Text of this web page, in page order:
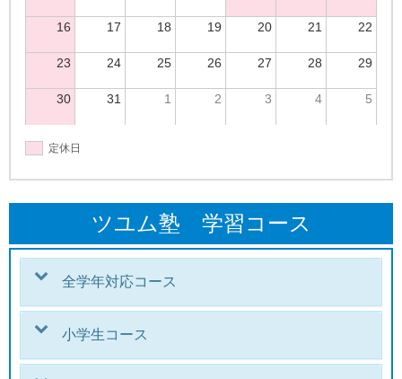
16 17 18 19 20 21 22
23 24 25 26 27 28 29
30 31 1 2 3 4 5
定休日
ツユム塾 学習コース
全学年対応コース
小学生コース